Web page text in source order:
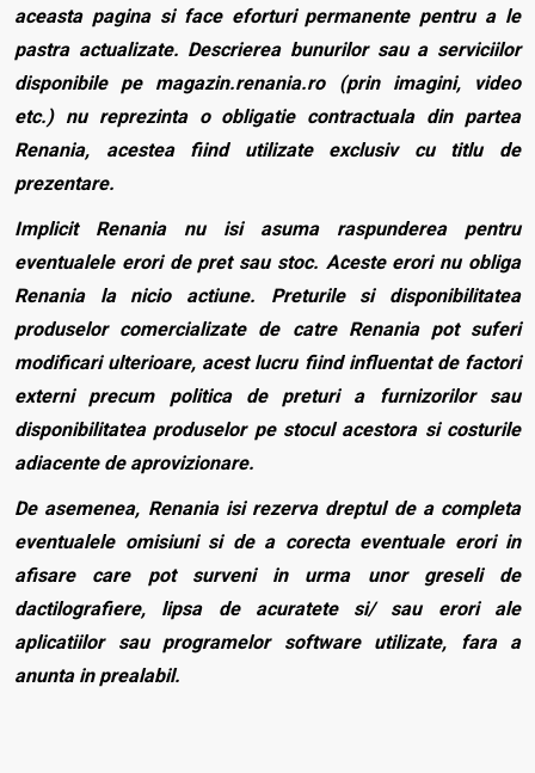
aceasta pagina si face eforturi permanente pentru a le
pastra actualizate. Descrierea bunurilor sau a serviciilor
disponibile pe magazin.renania.ro (prin imagini, video
etc.) nu reprezinta o obligatie contractuala din partea
Renania, acestea fiind utilizate exclusiv cu titlu de
prezentare.
Implicit Renania nu isi asuma raspunderea pentru
eventualele erori de pret sau stoc. Aceste erori nu obliga
Renania la nicio actiune. Preturile si disponibilitatea
produselor comercializate de catre Renania pot suferi
modificari ulterioare, acest lucru fiind influentat de factori
externi precum politica de preturi a furnizorilor sau
disponibilitatea produselor pe stocul acestora si costurile
adiacente de aprovizionare.
De asemenea, Renania isi rezerva dreptul de a completa
eventualele omisiuni si de a corecta eventuale erori in
afisare care pot surveni in urma unor greseli de
dactilografiere, lipsa de acuratete si/ sau erori ale
aplicatiilor sau programelor software utilizate, fara a
anunta in prealabil.